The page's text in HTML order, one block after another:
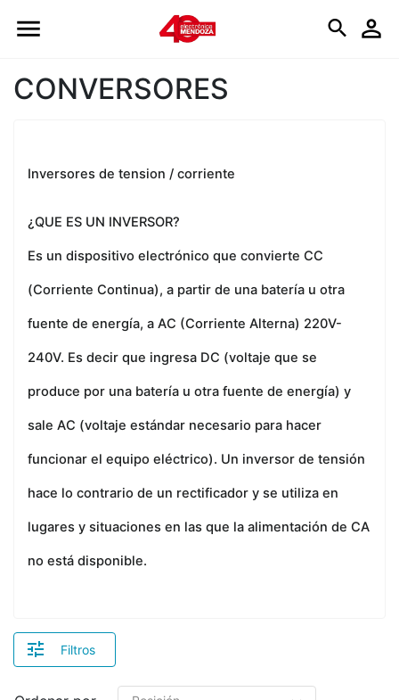
CONVERSORES
Inversores de tension / corriente
¿QUE ES UN INVERSOR?
Es un dispositivo electrónico que convierte CC
(Corriente Continua), a partir de una batería u otra
fuente de energía, a AC (Corriente Alterna) 220V-
240V. Es decir que ingresa DC (voltaje que se
produce por una batería u otra fuente de energía) y
sale AC (voltaje estándar necesario para hacer
funcionar el equipo eléctrico). Un inversor de tensión
hace lo contrario de un rectificador y se utiliza en
lugares y situaciones en las que la alimentación de CA
no está disponible.
Filtros